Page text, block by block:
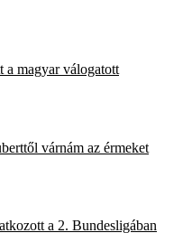
a magyar válogatott
várnám az érmeket
a 2. Bundesligában